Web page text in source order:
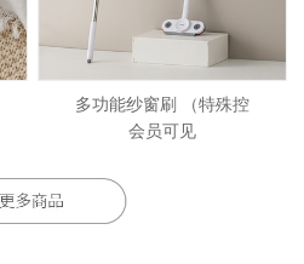
多功能纱窗刷 （特殊控
会员可见